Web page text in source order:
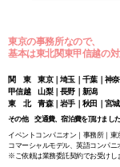
東京の事務所なので、
基本は東北関東甲信越の対
関 東 東京｜埼玉｜千葉｜神奈
甲信越 山梨｜長野｜新潟
東 北 青森｜岩手｜秋田｜宮城
その他 交通費、宿泊費を頂けました
イベントコンパニオン｜事務所｜東
コマーシャルモデル、英語コンパニ
※ご依頼は業務委託契約でお受けし